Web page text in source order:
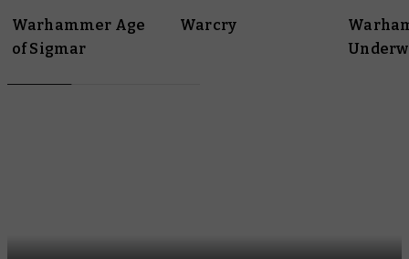
Warhammer Age
of Sigmar
Warcry